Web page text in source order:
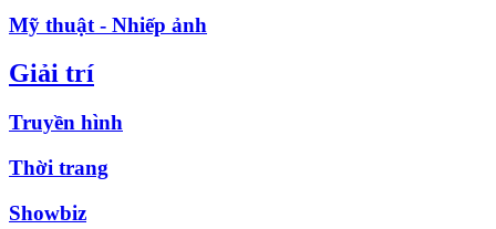
Mỹ thuật - Nhiếp ảnh
Giải trí
Truyền hình
Thời trang
Showbiz